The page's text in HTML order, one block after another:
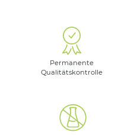
Permanente
Qualitätskontrolle